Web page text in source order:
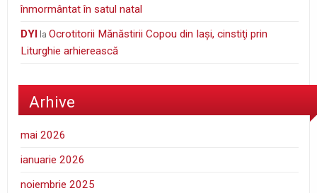
înmormântat în satul natal
DYI
laOcrotitorii Mănăstirii Copou din Iaşi, cinstiţi prin
Liturghie arhierească
Arhive
mai 2026
ianuarie 2026
noiembrie 2025